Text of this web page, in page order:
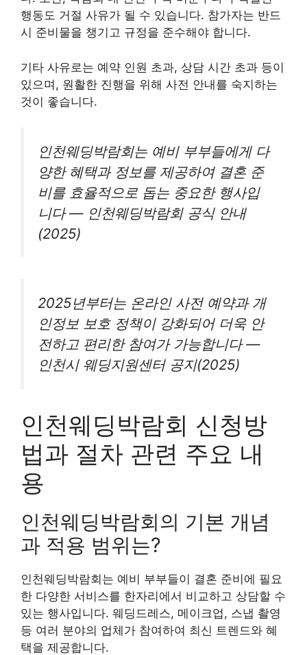
행동도 거절 사유가 될 수 있습니다. 참가자는 반드
시 준비물을 챙기고 규정을 준수해야 합니다.
기타 사유로는 예약 인원 초과, 상담 시간 초과 등이
있으며, 원활한 진행을 위해 사전 안내를 숙지하는
것이 좋습니다.
인천웨딩박람회는 예비 부부들에게 다
양한 혜택과 정보를 제공하여 결혼 준
비를 효율적으로 돕는 중요한 행사입
니다 — 인천웨딩박람회 공식 안내
(2025)
2025년부터는 온라인 사전 예약과 개
인정보 보호 정책이 강화되어 더욱 안
전하고 편리한 참여가 가능합니다 —
인천시 웨딩지원센터 공지(2025)
인천웨딩박람회 신청방
법과 절차 관련 주요 내
용
인천웨딩박람회의 기본 개념
과 적용 범위는?
인천웨딩박람회는 예비 부부들이 결혼 준비에 필요
한 다양한 서비스를 한자리에서 비교하고 상담할 수
있는 행사입니다. 웨딩드레스, 메이크업, 스냅 촬영
등 여러 분야의 업체가 참여하여 최신 트렌드와 혜
택을 제공합니다.